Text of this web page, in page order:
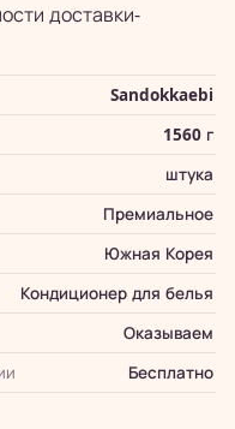
доставки-
Sandokkaebi
1560 г
штука
Премиальное
Южная Корея
Кондиционер для белья
Оказываем
Бесплатно